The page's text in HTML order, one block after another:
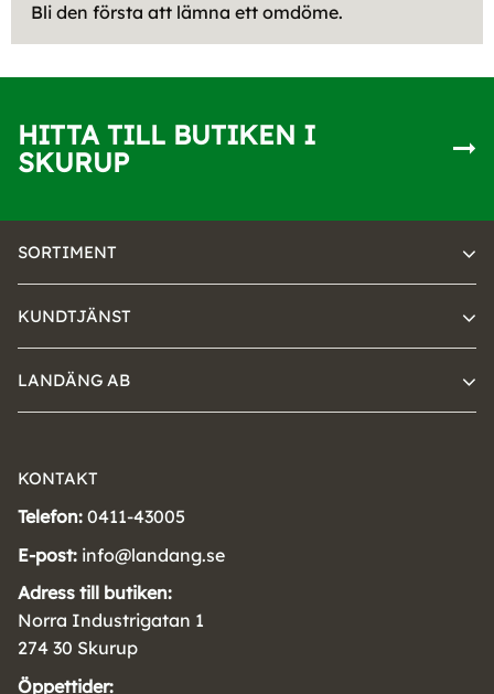
Bli den första att lämna ett omdöme.
HITTA TILL BUTIKEN I
SKURUP
SORTIMENT
KUNDTJÄNST
LANDÄNG AB
KONTAKT
Telefon: 0411-43005
E-post: info@landang.se
Adress till butiken:
Norra Industrigatan 1
274 30 Skurup
Öppettider: